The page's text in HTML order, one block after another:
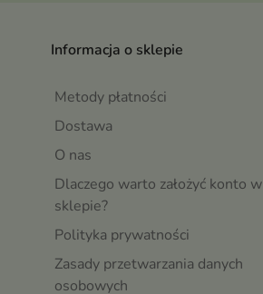
Informacja o sklepie
Metody płatności
Dostawa
O nas
Dlaczego warto założyć konto w
sklepie?
Polityka prywatności
Zasady przetwarzania danych
osobowych